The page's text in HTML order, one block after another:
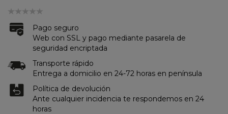
Pago seguro
Web con SSL y pago mediante pasarela de
seguridad encriptada
Transporte rápido
Entrega a domicilio en 24-72 horas en península
Política de devolución
Ante cualquier incidencia te respondemos en 24
horas